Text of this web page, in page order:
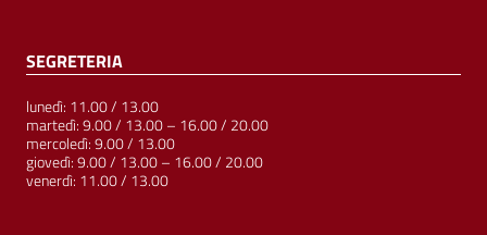
SEGRETERIA
lunedì: 11.00 / 13.00
martedì: 9.00 / 13.00 – 16.00 / 20.00
mercoledì: 9.00 / 13.00
giovedì: 9.00 / 13.00 – 16.00 / 20.00
venerdì: 11.00 / 13.00